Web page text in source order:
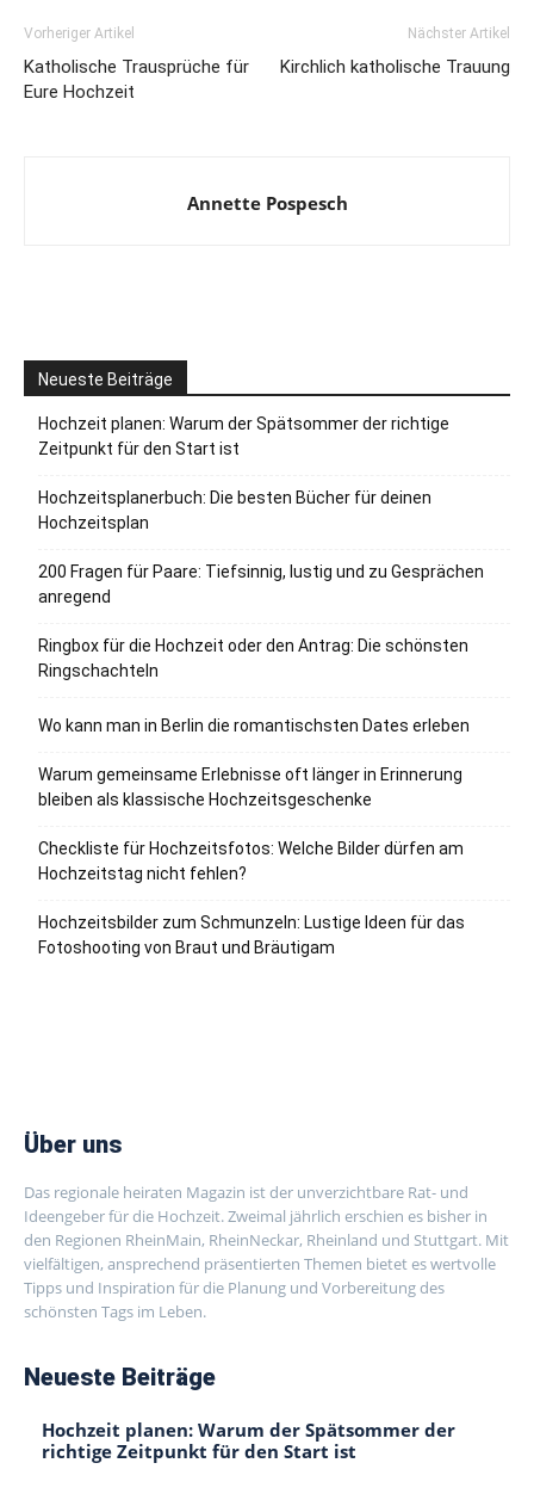
Vorheriger Artikel
Katholische Trausprüche für
Eure Hochzeit
Nächster Artikel
Kirchlich katholische Trauung
Annette Pospesch
Neueste Beiträge
Hochzeit planen: Warum der Spätsommer der richtige
Zeitpunkt für den Start ist
Hochzeitsplanerbuch: Die besten Bücher für deinen
Hochzeitsplan
200 Fragen für Paare: Tiefsinnig, lustig und zu Gesprächen
anregend
Ringbox für die Hochzeit oder den Antrag: Die schönsten
Ringschachteln
Wo kann man in Berlin die romantischsten Dates erleben
Warum gemeinsame Erlebnisse oft länger in Erinnerung
bleiben als klassische Hochzeitsgeschenke
Checkliste für Hochzeitsfotos: Welche Bilder dürfen am
Hochzeitstag nicht fehlen?
Hochzeitsbilder zum Schmunzeln: Lustige Ideen für das
Fotoshooting von Braut und Bräutigam
Über uns
Das regionale heiraten Magazin ist der unverzichtbare Rat- und
Ideengeber für die Hochzeit. Zweimal jährlich erschien es bisher in
den Regionen RheinMain, RheinNeckar, Rheinland und Stuttgart. Mit
vielfältigen, ansprechend präsentierten Themen bietet es wertvolle
Tipps und Inspiration für die Planung und Vorbereitung des
schönsten Tags im Leben.
Neueste Beiträge
Hochzeit planen: Warum der Spätsommer der
richtige Zeitpunkt für den Start ist